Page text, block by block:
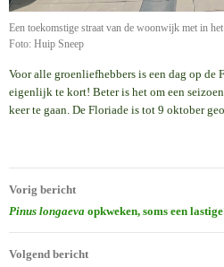
Een toekomstige straat van de woonwijk met in
Foto: Huip Sneep
Voor alle groenliefhebbers is een dag op de
eigenlijk te kort! Beter is het om een
keer te gaan. De Floriade is tot 9 oktober
Bericht
navigatie
Vorig bericht
Pinus longaeva opkweken, soms een
Volgend bericht